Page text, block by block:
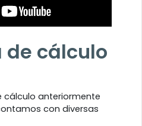
de cálculo
cálculo anteriormente
con diversas